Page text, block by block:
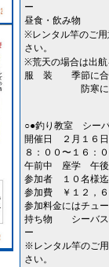
ー
昼食・飲み物
※レンタル竿のご用
さい。
※荒天の場合は出航
服 装 季節に合
防寒にもなり
○●釣り教室 シー
開催日 ２月１６日
８：００〜１６：０
午前中 座学 午後
参加者 １０名様
参加費 ￥１２，
参加料金にはチュ
持ち物 シーバス
ー
※レンタル竿のご
さい。